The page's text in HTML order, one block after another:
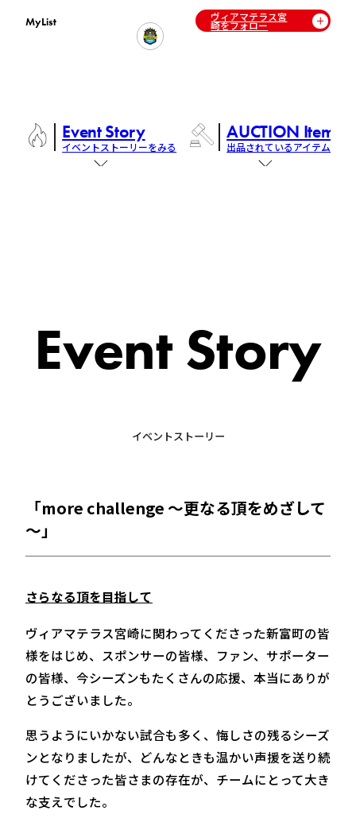
MyList ヴィアマテラス宮
崎をフォロー
Event Story
イベントストーリーをみる
AUCTION Items
出品されているアイテム
Event Story
イベントストーリー
「more challenge ～更なる頂をめざして
～」
さらなる頂を目指して
ヴィアマテラス宮崎に関わってくださった新富町の皆
様をはじめ、スポンサーの皆様、ファン、サポーター
の皆様、今シーズンもたくさんの応援、本当にありが
とうございました。
思うようにいかない試合も多く、悔しさの残るシーズ
ンとなりましたが、どんなときも温かい声援を送り続
けてくださった皆さまの存在が、チームにとって大き
な支えでした。